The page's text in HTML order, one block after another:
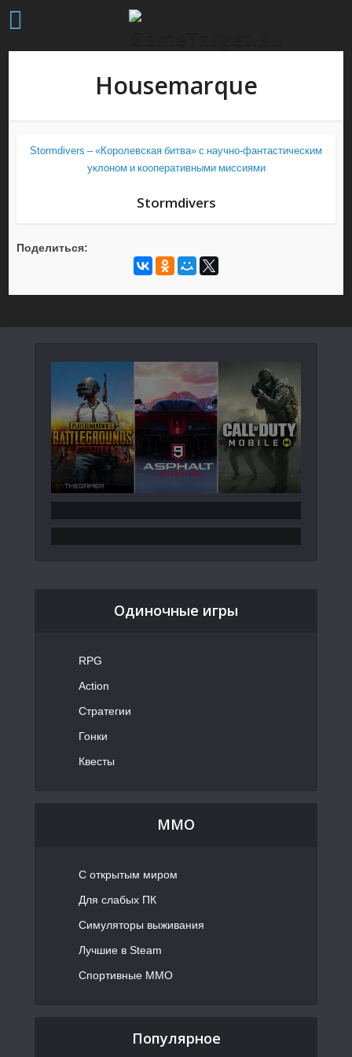
Housemarque
Stormdivers – «Королевская битва» с научно-фантастическим
уклоном и кооперативными миссиями
Stormdivers
Поделиться:
Одиночные игры
RPG
Action
Стратегии
Гонки
Квесты
MMO
С открытым миром
Для слабых ПК
Симуляторы выживания
Лучшие в Steam
Спортивные MMO
Популярное